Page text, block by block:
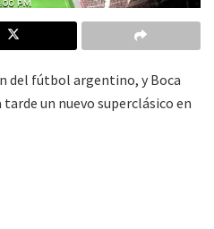
del fútbol argentino, y Boca
un nuevo superclásico en